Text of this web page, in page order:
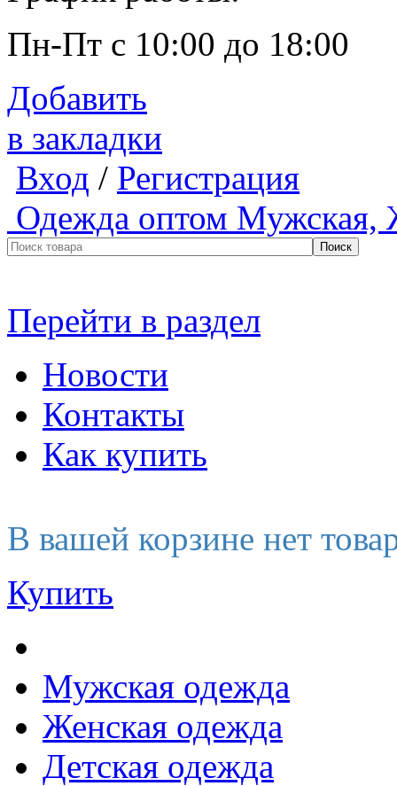
Пн-Пт с 10:00 до 18:00
Добавить
в закладки
Вход / Регистрация
Одежда оптом Мужская,
Перейти в раздел
Новости
Контакты
Как купить
В вашей корзине нет
Купить
Мужская одежда
Женская одежда
Детская одежда